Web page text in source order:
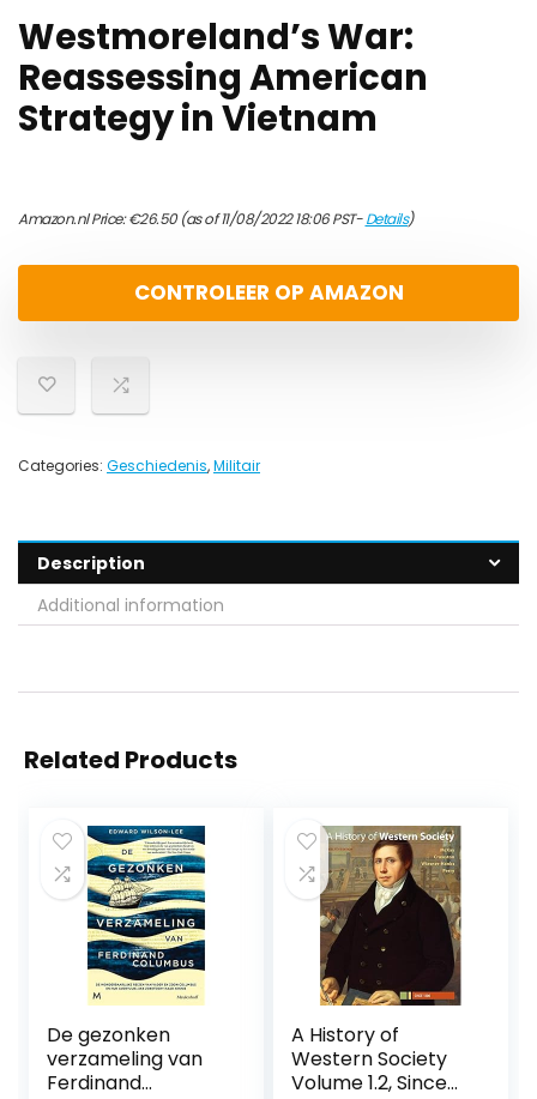
Westmoreland’s War:
Reassessing American
Strategy in Vietnam
Amazon.nl Price:€26.50(as of 11/08/2022 18:06 PST-Details)
CONTROLEER OP AMAZON
Categories: Geschiedenis,Militair
Description
Additional information
Related Products
De gezonken
verzameling van
Ferdinand
A History of
Western Society
Volume 1.2, Since